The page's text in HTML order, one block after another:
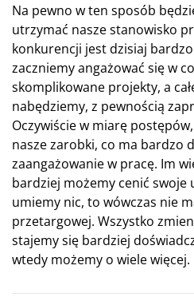
Na pewno w ten sposób
utrzymać nasze stanowisko
konkurencji jest dzisiaj
zaczniemy angażować się w
skomplikowane projekty, a
nabędziemy, z pewnością
Oczywiście w miarę
nasze zarobki, co ma bardzo
zaangażowanie w pracę. Im
bardziej możemy cenić swoje
umiemy nic, to wówczas nie
przetargowej. Wszystko
stajemy się bardziej
wtedy możemy o wiele więcej.